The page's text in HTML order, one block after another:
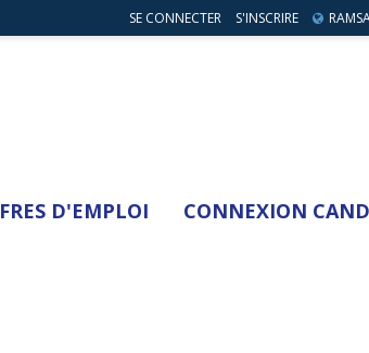
SE CONNECTER S'INSCRIRE
D'EMPLOI CONNEXION